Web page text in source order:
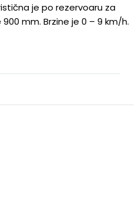
je po rezervoaru za
mm. Brzine je 0 – 9 km/h.